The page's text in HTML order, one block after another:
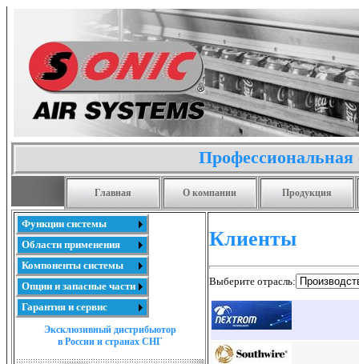
Профессиональная
Главная О компании Продукция
Функции системы
Области применения
Компоненты системы
Опции и запасные части
Гарантия и сервис
Эксклюзивный дистрибьютор
в России и странах СНГ
Клиенты
Выберите отрасль: